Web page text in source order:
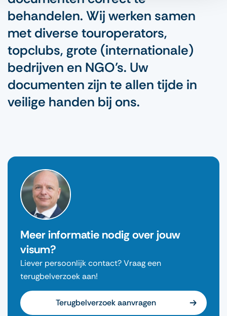
behandelen. Wij werken samen
met diverse touroperators,
topclubs, grote (internationale)
bedrijven en NGO’s. Uw
documenten zijn te allen tijde in
veilige handen bij ons.
Meer informatie nodig over jouw
visum?
Liever persoonlijk contact? Vraag een
terugbelverzoek aan!
Terugbelverzoek aanvragen